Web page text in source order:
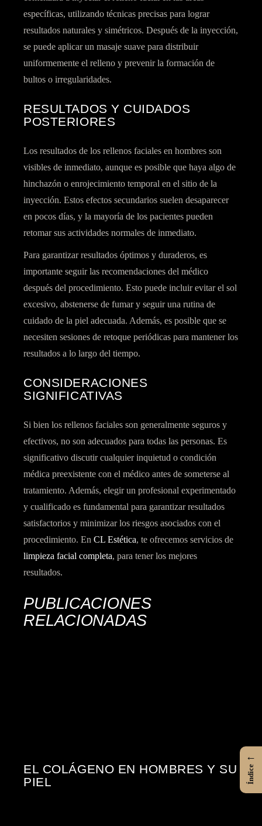
específicas, utilizando técnicas precisas para lograr
resultados naturales y simétricos. Después de la inyección,
se puede aplicar un masaje suave para distribuir
uniformemente el relleno y prevenir la formación de
bultos o irregularidades.
RESULTADOS Y CUIDADOS
POSTERIORES
Los resultados de los rellenos faciales en hombres son
visibles de inmediato, aunque es posible que haya algo de
hinchazón o enrojecimiento temporal en el sitio de la
inyección. Estos efectos secundarios suelen desaparecer
en pocos días, y la mayoría de los pacientes pueden
retomar sus actividades normales de inmediato.
Para garantizar resultados óptimos y duraderos, es
importante seguir las recomendaciones del médico
después del procedimiento. Esto puede incluir evitar el sol
excesivo, abstenerse de fumar y seguir una rutina de
cuidado de la piel adecuada. Además, es posible que se
necesiten sesiones de retoque periódicas para mantener los
resultados a lo largo del tiempo.
CONSIDERACIONES
SIGNIFICATIVAS
Si bien los rellenos faciales son generalmente seguros y
efectivos, no son adecuados para todas las personas. Es
significativo discutir cualquier inquietud o condición
médica preexistente con el médico antes de someterse al
tratamiento. Además, elegir un profesional experimentado
y cualificado es fundamental para garantizar resultados
satisfactorios y minimizar los riesgos asociados con el
procedimiento. EnCL Estética, te ofrecemos servicios de
limpieza facial completa, para tener los mejores
resultados.
PUBLICACIONES
RELACIONADAS
EL COLÁGENO EN HOMBRES Y SU
PIEL
←
Índice